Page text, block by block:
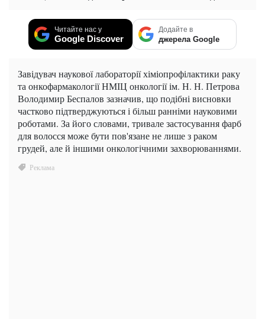
Читайте нас у
Google Discover
Додайте в
джерела Google
Завідувач наукової лабораторії хіміопрофілактики раку
та онкофармакології НМІЦ онкології ім. Н. Н. Петрова
Володимир Беспалов зазначив, що подібні висновки
частково підтверджуються і більш ранніми науковими
роботами. За його словами, тривале застосування фарб
для волосся може бути пов'язане не лише з раком
грудей, але й іншими онкологічними захворюваннями.